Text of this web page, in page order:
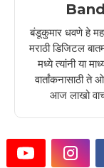
बंडूकुमार धवणे हे
मराठी डिजिटल
मध्ये त्यांनी या
वार्तांकनासाठी
आज लाखो